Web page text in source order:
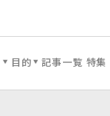
目的 記事一覧 特集